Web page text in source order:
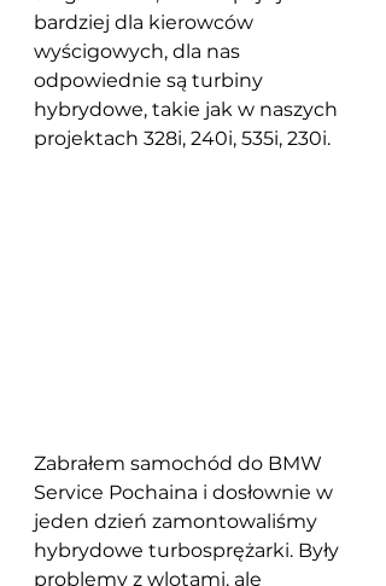
bardziej dla kierowców
wyścigowych, dla nas
odpowiednie są turbiny
hybrydowe, takie jak w naszych
projektach 328i, 240i, 535i, 230i.
Zabrałem samochód do BMW
Service Pochaina i dosłownie w
jeden dzień zamontowaliśmy
hybrydowe turbosprężarki. Były
problemy z wlotami, ale